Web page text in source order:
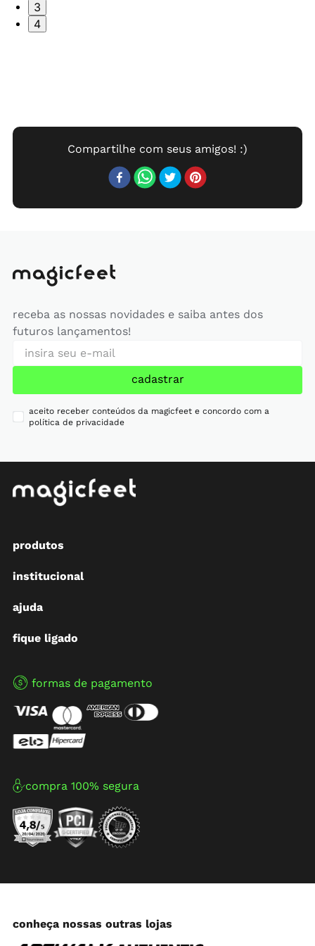
3
4
receba as nossas novidades e saiba antes dos
futuros lançamentos!
cadastrar
aceito receber conteúdos da magicfeet e concordo com a
política de privacidade
produtos
institucional
ajuda
fique ligado
formas de pagamento
compra 100% segura
conheça nossas outras lojas